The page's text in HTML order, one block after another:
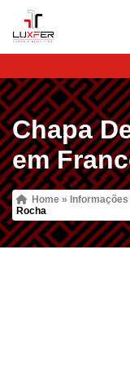
Chapa
em
Home » Informações
Rocha